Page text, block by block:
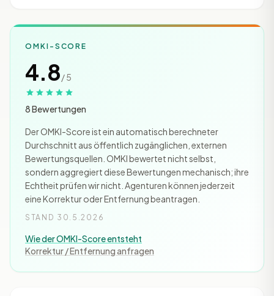
OMKI-SCORE
4.8/ 5
8 Bewertungen
Der OMKI-Score ist ein automatisch berechneter
Durchschnitt aus öffentlich zugänglichen, externen
Bewertungsquellen. OMKI bewertet nicht selbst,
sondern aggregiert diese Bewertungen mechanisch; ihre
Echtheit prüfen wir nicht. Agenturen können jederzeit
eine Korrektur oder Entfernung beantragen.
STAND 30.5.2026
Wie der OMKI-Score entsteht
Korrektur / Entfernung anfragen